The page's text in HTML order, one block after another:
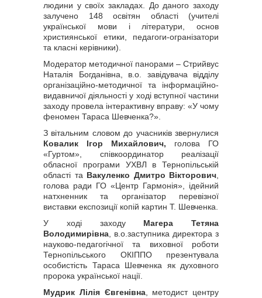
людини у своїх закладах. До даного заходу
залучено 148 освітян області (учителі
української мови і літератури, основ
християнської етики, педагоги-огранізатори
та класні керівники).
Модератор методичної панорами ‒ Стрийвус
Наталія Богданівна, в.о. завідувача відділу
організаційно-методичної та інформаційно-
видавничої діяльності у ході вступної частини
заходу провела інтерактивну вправу: «У чому
феномен Тараса Шевченка?».
З вітальним словом до учасників звернулися
Ковалик Ігор Михайлович, голова ГО
«Гуртом», співкоординатор реалізації
обласної програми УХВЛ в Тернопільській
області та Вакуленко Дмитро Вікторович
голова ради ГО «Центр Гармонія», ідейний
натхненник та організатор перевізної
виставки експозиції копій картин Т. Шевченка.
У ході заходу Магера Тетяна
Володимирівна , в.о.заступника директора з
науково-педагогічної та виховної роботи
Тернопільського ОКІППО презентувала
особистість Тараса Шевченка як духовного
пророка української нації.
Мудрик Лілія Євгенівна, методист центру